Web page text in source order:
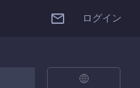
ログイン